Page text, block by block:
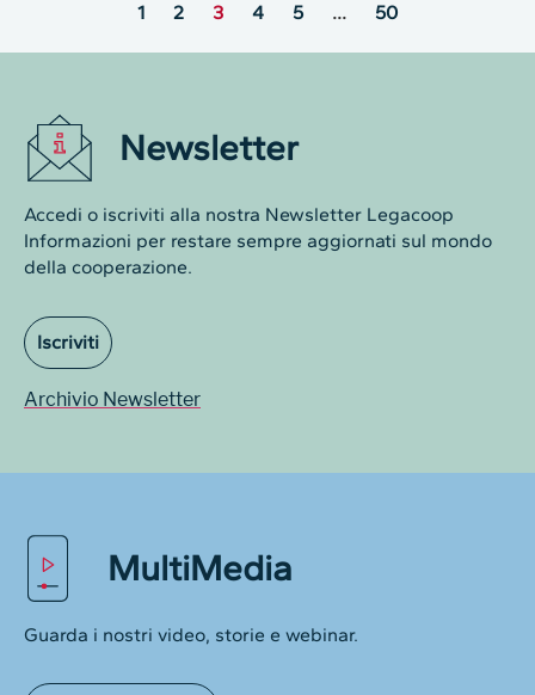
1 2 3 4 5 … 50
Newsletter
Accedi o iscriviti alla nostra Newsletter Legacoop
Informazioni per restare sempre aggiornati sul mondo
della cooperazione.
Iscriviti
Archivio Newsletter
MultiMedia
Guarda i nostri video, storie e webinar.